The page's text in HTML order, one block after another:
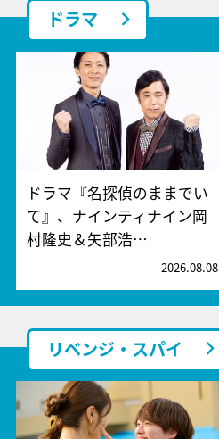
ドラマ
ドラマ『名探偵のままでい
て』、ナインティナイン岡
村隆史＆矢部浩…
2026.08.08
リベンジ・スパイ